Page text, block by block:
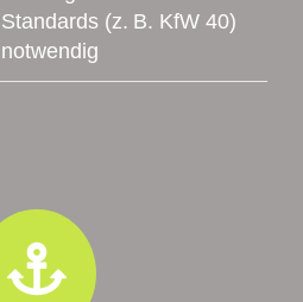
Standards (z. B. KfW 40)
notwendig